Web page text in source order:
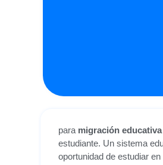
para migración
estudiante. Un sistema
oportunidad de estudiar